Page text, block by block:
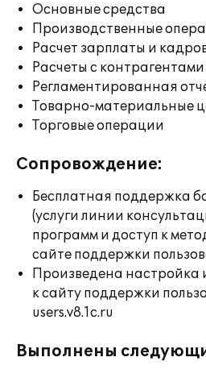
Основные средства
Производственные
Расчет зарплаты и
Расчеты с контрагентами
Регламентированная
Товарно-материальные
Торговые операции
Сопровождение:
Бесплатная поддержка
(услуги линии
программ и доступ к
сайте поддержки
Произведена настройка
к сайту поддержки
users.v8.1c.ru
Выполнены